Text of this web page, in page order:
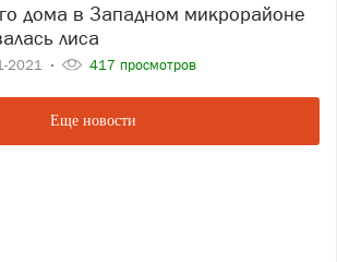
лиса
2021 417 просмотров
Еще новости